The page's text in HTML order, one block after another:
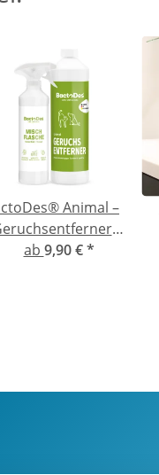
Animal –
Katzen- und
ab 9,90 €*